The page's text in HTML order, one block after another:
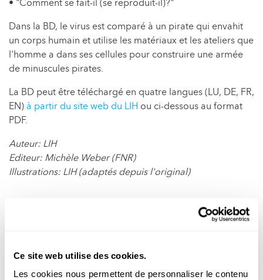
Ce site web utilise des cookies.
Les cookies nous permettent de personnaliser le contenu
• "Comment se fait-il (se reproduit-il)?"
Dans la BD, le virus est comparé à un pirate qui envahit
un corps humain et utilise les matériaux et les ateliers que
l'homme a dans ses cellules pour construire une armée
de minuscules pirates.
La BD peut être téléchargé en quatre langues (LU, DE, FR,
EN) à partir du site web du LIH ou ci-dessous au format
PDF.
Auteur: LIH
Editeur: Michèle Weber (FNR)
Illustrations: LIH (adaptés depuis l'original)
01
DE_cartoon_LIHtellmewhy.pdf